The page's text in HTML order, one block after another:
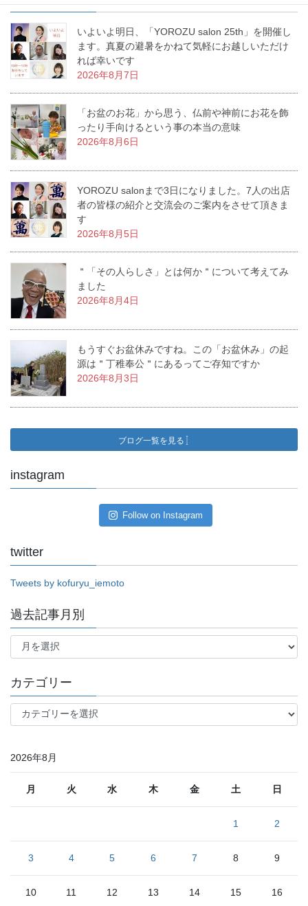
いよいよ明日、「YOROZU salon 25th」を開催し
ます。真夏の避暑をかねて気軽にお越しいただけ
れば幸いです
2026年8月7日
「お盆のお花」から思う、仏前や神前にお花を飾
ったり手向けるという事の本当の意味
2026年8月6日
YOROZU salonまで3日になりました。7人の出店
者の皆様の紹介と交流会のご案内をさせて頂きま
す
2026年8月5日
＂「その人らしさ」とは何か＂について考えてみ
ました
2026年8月4日
もうすぐお盆休みですね。この「お盆休み」の起
源は＂丁稚奉公＂にあるってご存知ですか
2026年8月3日
ブログ一覧を見る
instagram
Follow on Instagram
twitter
Tweets by kofuryu_iemoto
過去記事月別
過
事
別
カテゴリー
テ
リ
2026年8月
月 火 水 木 金 土 日
1 2
3 4 5 6 7 8 9
10 11 12 13 14 15 16